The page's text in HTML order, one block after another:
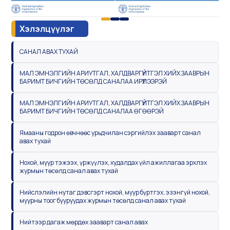
Хэлэлцүүлэг
САНАЛ АВАХ ТУХАЙ
МАЛ ЭМНЭЛГИЙН АРИУТГАЛ, ХАЛДВАРГҮЙТГЭЛ ХИЙХ ЗААВРЫН
БАРИМТ БИЧГИЙН ТӨСӨЛД САНАЛАА ИРҮҮЛЭЭРЭЙ
МАЛ ЭМНЭЛГИЙН АРИУТГАЛ, ХАЛДВАРГҮЙТГЭЛ ХИЙХ ЗААВРЫН
БАРИМТ БИЧГИЙН ТӨСӨЛД САНАЛАА ӨГӨӨРЭЙ
Ямааны годрон өвчнөөс урьдчилан сэргийлэх зааварт санал
авах тухай
Нохой, муур тэжээх, үржүүлэх, худалдах үйл ажиллагаа эрхлэх
журмын төсөлд санал авах тухай
Нийслэлийн нутаг дэвсгэрт нохой, муур бүртгэх, эзэнгүй нохой,
муурны тоог бууруудах журмын төсөлд санал авах тухай
Нийтээр дагаж мөрдөх зааварт санал авах